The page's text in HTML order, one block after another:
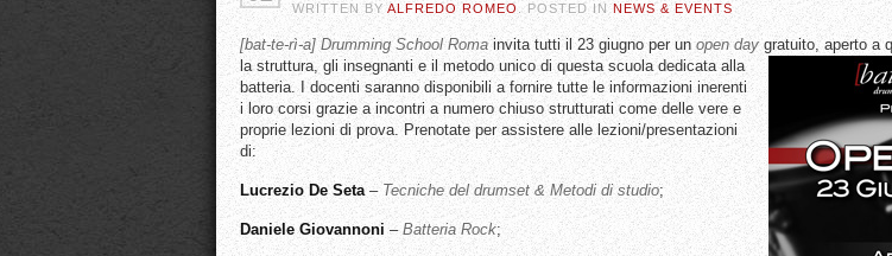
WRITTEN BY ALFREDO ROMEO . POSTED INNEWS & EVENTS
[bat-te-rì-a] Drumming School Romainvita tutti il 23 giugno per un open day gratuito, aperto a
la struttura, gli insegnanti e il metodo unico di questa scuola dedicata alla
batteria. I docenti saranno disponibili a fornire tutte le informazioni inerenti
i loro corsi grazie a incontri a numero chiuso strutturati come delle vere e
proprie lezioni di prova. Prenotate per assistere alle lezioni/presentazioni
di:
Lucrezio De Seta– Tecniche del drumset & Metodi di studio;
Daniele Giovannoni – Batteria Rock;